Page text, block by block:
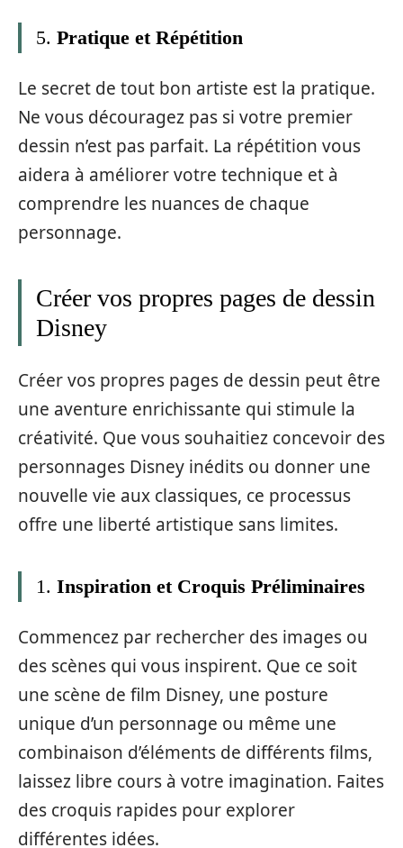
5. Pratique et Répétition
Le secret de tout bon artiste est la pratique.
Ne vous découragez pas si votre premier
dessin n’est pas parfait. La répétition vous
aidera à améliorer votre technique et à
comprendre les nuances de chaque
personnage.
Créer vos propres pages de dessin
Disney
Créer vos propres pages de dessin peut être
une aventure enrichissante qui stimule la
créativité. Que vous souhaitiez concevoir des
personnages Disney inédits ou donner une
nouvelle vie aux classiques, ce processus
offre une liberté artistique sans limites.
1. Inspiration et Croquis Préliminaires
Commencez par rechercher des images ou
des scènes qui vous inspirent. Que ce soit
une scène de film Disney, une posture
unique d’un personnage ou même une
combinaison d’éléments de différents films,
laissez libre cours à votre imagination. Faites
des croquis rapides pour explorer
différentes idées.